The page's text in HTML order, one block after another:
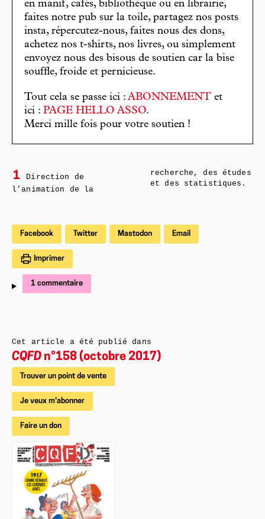
en manif, cafés, bibliothèque ou en librairie,
faites notre pub sur la toile, partagez nos posts
insta, répercutez-nous, faites nous des dons,
achetez nos t-shirts, nos livres, ou simplement
envoyez nous des bisous de soutien car la bise
souffle, froide et pernicieuse.
Tout cela se passe ici : ABONNEMENT et
ici : PAGE HELLO ASSO.
Merci mille fois pour votre soutien !
1
Direction de
l’animation de la
recherche, des études
et des statistiques.
Facebook Twitter Mastodon Email
Imprimer
1 commentaire
Cet article a été publié dans
CQFD n°158 (octobre 2017)
Trouver un point de vente
Je veux m'abonner
Faire un don